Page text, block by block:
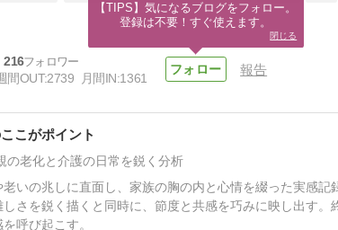
ンが欲し
216
間OUT:2739 月間IN:1361
報告
こがポイント
の老化と介護の日常を鋭く分析
いの兆しに直面し、家族の胸の内と心情を綴った実感
しさを鋭く描くと同時に、節度と共感を巧みに映し出す
呼び起こす。
【TIPS】気になるブログをフォロー。
登録は不要！すぐ使えます。
閉じる